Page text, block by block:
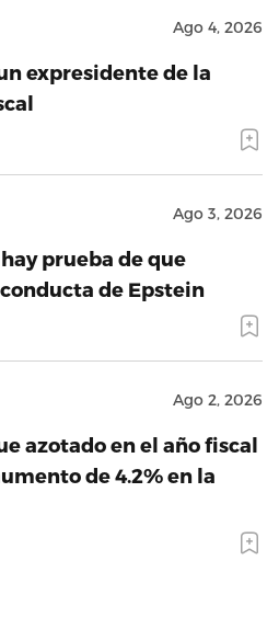
Ago 4, 2026
expresidente de la
Ago 3, 2026
prueba de que
de Epstein
Ago 2, 2026
azotado en el año fiscal
de 4.2% en la